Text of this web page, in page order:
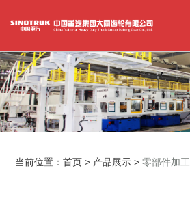
当前位置：首页 > 产品展示 >零部件加工